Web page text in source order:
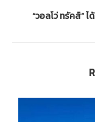
“วอลโว่ ทรัคส์”